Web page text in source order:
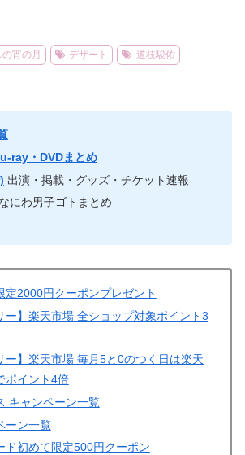
宵の月 デザート 道枝駿佑
ray・DVDまとめ
出演・掲載・グッズ・チケット速報
にわ男子ゴトまとめ
定2000円クーポンプレゼント
ー】楽天市場 全ショップ対象ポイント3
ー】楽天市場 毎月5と0のつく日は楽天
ポイント4倍
キャンペーン一覧
ーン一覧
ド初めて限定500円クーポン